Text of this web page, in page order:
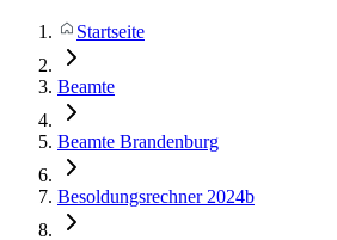
Startseite
Beamte
Beamte Brandenburg
Besoldungsrechner 2024b